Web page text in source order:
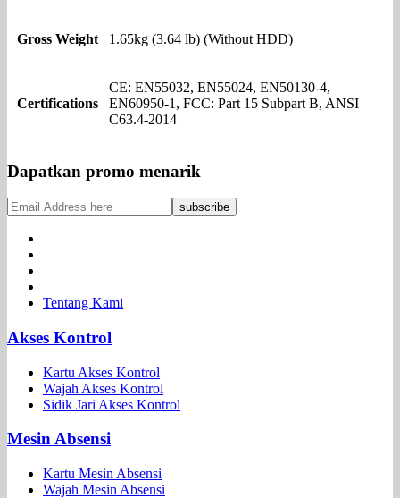
Gross Weight 1.65kg (3.64 lb) (Without HDD)
Certifications
CE: EN55032, EN55024, EN50130-4,
EN60950-1, FCC: Part 15 Subpart B, ANSI
C63.4-2014
Dapatkan promo menarik
Tentang Kami
Akses Kontrol
Kartu Akses Kontrol
Wajah Akses Kontrol
Sidik Jari Akses Kontrol
Mesin Absensi
Kartu Mesin Absensi
Wajah Mesin Absensi